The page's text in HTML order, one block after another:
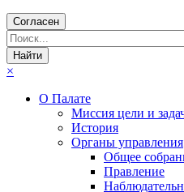
Согласен
×
О Палате
Миссия цели и
История
Органы управления
Общее
Правление